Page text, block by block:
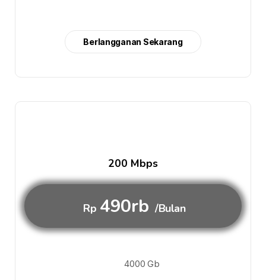
Berlangganan Sekarang
200 Mbps
Rp 490rb /Bulan
4000 Gb